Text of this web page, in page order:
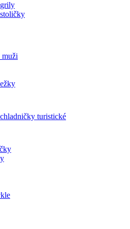
muži
chladničky turistické